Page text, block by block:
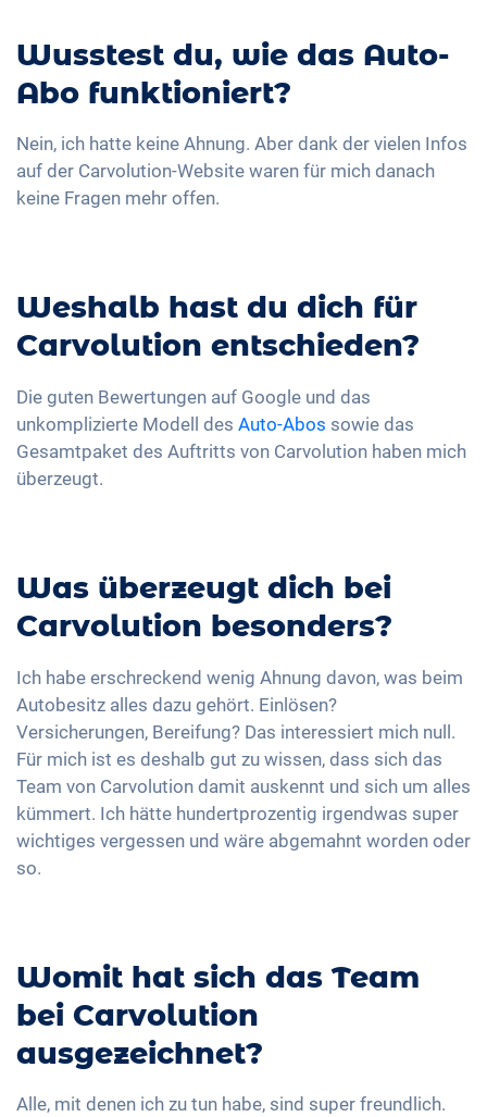
Wusstest du, wie das Auto-
Abo funktioniert?
Nein, ich hatte keine Ahnung. Aber dank der vielen Infos
auf der Carvolution-Website waren für mich danach
keine Fragen mehr offen.
Weshalb hast du dich für
Carvolution entschieden?
Die guten Bewertungen auf Google und das
unkomplizierte Modell des Auto-Abos sowie das
Gesamtpaket des Auftritts von Carvolution haben mich
überzeugt.
Was überzeugt dich bei
Carvolution besonders?
Ich habe erschreckend wenig Ahnung davon, was beim
Autobesitz alles dazu gehört. Einlösen?
Versicherungen, Bereifung? Das interessiert mich null.
Für mich ist es deshalb gut zu wissen, dass sich das
Team von Carvolution damit auskennt und sich um alles
kümmert. Ich hätte hundertprozentig irgendwas super
wichtiges vergessen und wäre abgemahnt worden oder
so.
Womit hat sich das Team
bei Carvolution
ausgezeichnet?
Alle, mit denen ich zu tun habe, sind super freundlich.